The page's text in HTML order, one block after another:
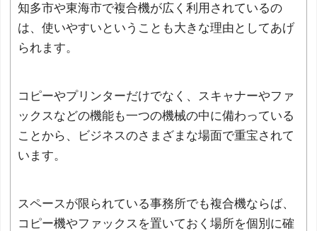
知多市や東海市で複合機が広く利用されているの
は、使いやすいということも大きな理由としてあげ
られます。
コピーやプリンターだけでなく、スキャナーやファ
ックスなどの機能も一つの機械の中に備わっている
ことから、ビジネスのさまざまな場面で重宝されて
います。
スペースが限られている事務所でも複合機ならば、
コピー機やファックスを置いておく場所を個別に確